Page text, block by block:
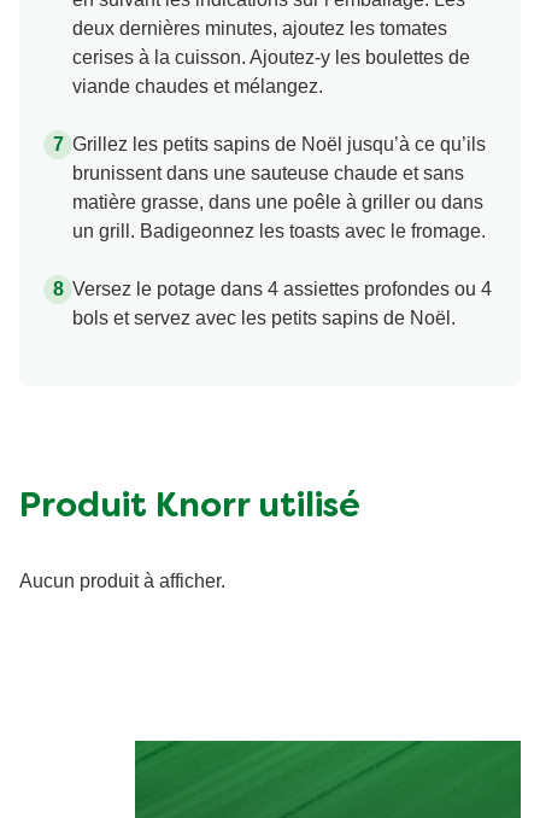
deux dernières minutes, ajoutez les tomates
cerises à la cuisson. Ajoutez-y les boulettes de
viande chaudes et mélangez.
Grillez les petits sapins de Noël jusqu’à ce qu’ils
brunissent dans une sauteuse chaude et sans
matière grasse, dans une poêle à griller ou dans
un grill. Badigeonnez les toasts avec le fromage.
Versez le potage dans 4 assiettes profondes ou 4
bols et servez avec les petits sapins de Noël.
Produit Knorr utilisé
Aucun produit à afficher.